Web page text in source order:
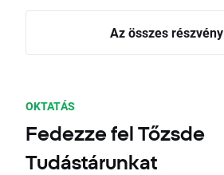
Az összes részvény
OKTATÁS
Fedezze fel Tőzsde
Tudástárunkat